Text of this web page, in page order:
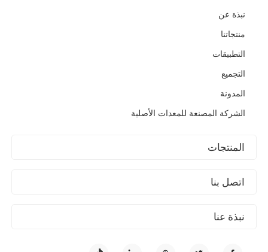
نبذة عنا
نبذة عن
منتجاتنا
التطبيقات
التجميع
المدونة
الشركة المصنعة للمعدات الأصلية
المنتجات
اتصل بنا